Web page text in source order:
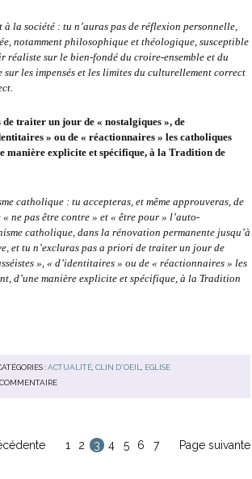
la société : tu n’auras pas de réflexion personnelle,
notamment philosophique et théologique, susceptible
réaliste sur le bien-fondé du croire-ensemble et du
sur les impensés et les limites du culturellement correct
de traiter un jour de « nostalgiques », de
» ou de « réactionnaires » les catholiques
manière explicite et spécifique, à la Tradition de
catholique : tu accepteras, et même approuveras, de
ne pas être contre » et « être pour » l’auto-
catholique, dans la rénovation permanente jusqu’à
et tu n’excluras pas a priori de traiter un jour de
», « d’identitaires » ou de « réactionnaires » les
d’une manière explicite et spécifique, à la Tradition
:ACTUALITÉ, CLIN D'OEIL
EGLISE
COMMENTAIRE
1 2 3 4 5 6 7 Page suivante